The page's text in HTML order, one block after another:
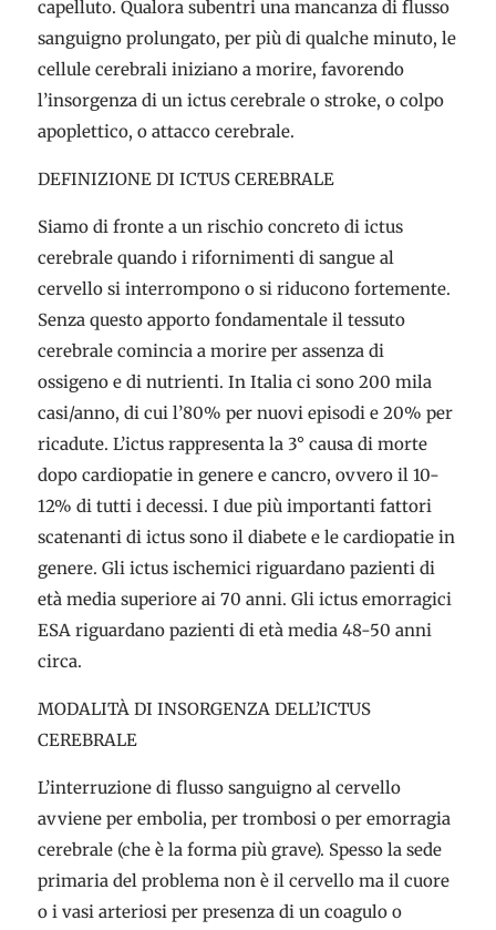
capelluto. Qualora subentri una mancanza di flusso
sanguigno prolungato, per più di qualche minuto, le
cellule cerebrali iniziano a morire, favorendo
l’insorgenza di un ictus cerebrale o stroke, o colpo
apoplettico, o attacco cerebrale.
DEFINIZIONE DI ICTUS CEREBRALE
Siamo di fronte a un rischio concreto di ictus
cerebrale quando i rifornimenti di sangue al
cervello si interrompono o si riducono fortemente.
Senza questo apporto fondamentale il tessuto
cerebrale comincia a morire per assenza di
ossigeno e di nutrienti. In Italia ci sono 200 mila
casi/anno, di cui l’80% per nuovi episodi e 20% per
ricadute. L’ictus rappresenta la 3° causa di morte
dopo cardiopatie in genere e cancro, ovvero il 10-
12% di tutti i decessi. I due più importanti fattori
scatenanti di ictus sono il diabete e le cardiopatie in
genere. Gli ictus ischemici riguardano pazienti di
età media superiore ai 70 anni. Gli ictus emorragici
ESA riguardano pazienti di età media 48-50 anni
circa.
MODALITÀ DI INSORGENZA DELL’ICTUS
CEREBRALE
L’interruzione di flusso sanguigno al cervello
avviene per embolia, per trombosi o per emorragia
cerebrale (che è la forma più grave). Spesso la sede
primaria del problema non è il cervello ma il cuore
o i vasi arteriosi per presenza di un coagulo o